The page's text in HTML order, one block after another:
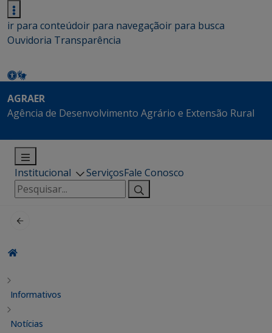
ir para conteúdoir para navegaçãoir para busca
Ouvidoria Transparência
AGRAER
Agência de Desenvolvimento Agrário e Extensão Rural
Institucional ServiçosFale Conosco
Pesquisar
por:
Informativos
Notícias